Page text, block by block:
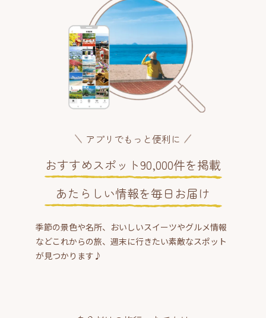
アプリでもっと便利に
おすすめスポット90,000件を掲載
あたらしい情報を毎日お届け
季節の景色や名所、おいしいスイーツやグルメ情報
などこれからの旅、週末に行きたい素敵なスポット
が見つかります♪